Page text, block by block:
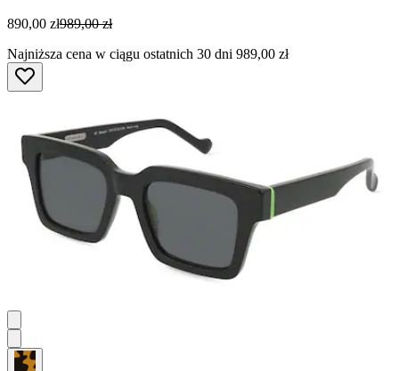
890,00 zł989,00 zł
Najniższa cena w ciągu ostatnich 30 dni 989,00 zł